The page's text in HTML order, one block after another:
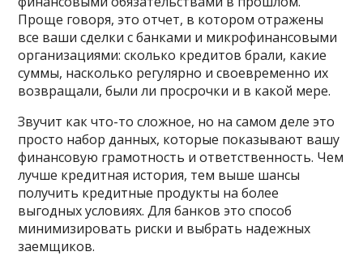
Проще говоря, это отчет, в котором отражены
все ваши сделки с банками и микрофинансовыми
организациями: сколько кредитов брали, какие
суммы, насколько регулярно и своевременно их
возвращали, были ли просрочки и в какой мере.
Звучит как что-то сложное, но на самом деле это
просто набор данных, которые показывают вашу
финансовую грамотность и ответственность. Чем
лучше кредитная история, тем выше шансы
получить кредитные продукты на более
выгодных условиях. Для банков это способ
минимизировать риски и выбрать надежных
заемщиков.